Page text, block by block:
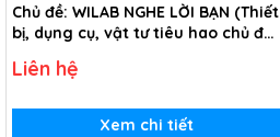
Chủ đề: WILAB NGHE LỜI BẠN (Thiết
bị, dụng cụ, vật tư tiêu hao chủ đề
Liên hệ
Xem chi tiết